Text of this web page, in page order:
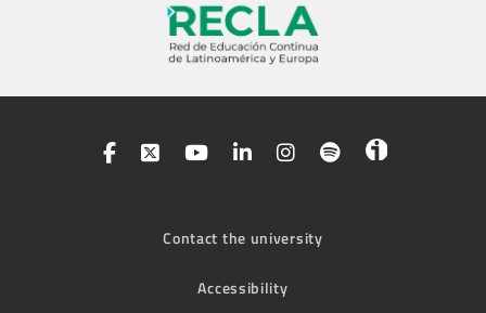
Contact the university
Accessibility